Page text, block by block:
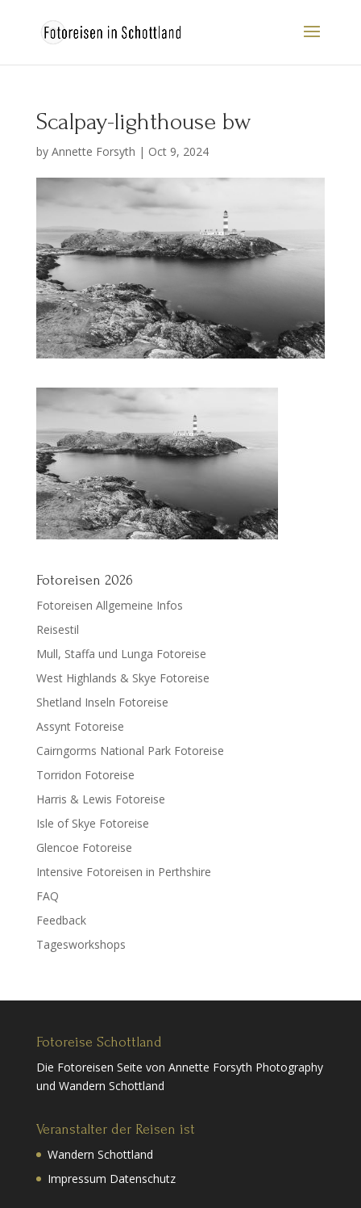
Scalpay-lighthouse bw
by Annette Forsyth | Oct 9, 2024
Fotoreisen 2026
Fotoreisen Allgemeine Infos
Reisestil
Mull, Staffa und Lunga Fotoreise
West Highlands & Skye Fotoreise
Shetland Inseln Fotoreise
Assynt Fotoreise
Cairngorms National Park Fotoreise
Torridon Fotoreise
Harris & Lewis Fotoreise
Isle of Skye Fotoreise
Glencoe Fotoreise
Intensive Fotoreisen in Perthshire
FAQ
Feedback
Tagesworkshops
Fotoreise Schottland
Die Fotoreisen Seite von Annette Forsyth Photography
und Wandern Schottland
Veranstalter der Reisen ist
Wandern Schottland
Impressum Datenschutz